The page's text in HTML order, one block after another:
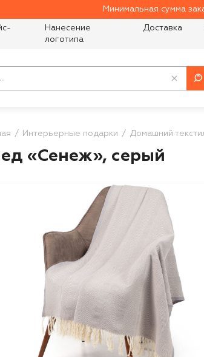
Минимальная сумма
Нанесение
логотипа
Доставка
Интерьерные подарки Домашний
«Сенеж», серый